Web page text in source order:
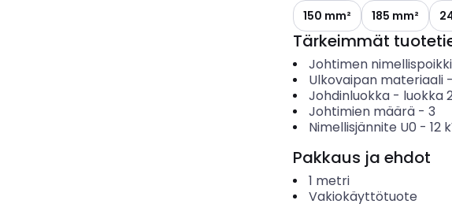
150 mm²
185 mm²
Tärkeimmät
Johtimen
Ulkovaipan materiaali-
Johdinluokka- luokka
Johtimien määrä- 3
Nimellisjännite U0 - 12
Pakkaus ja ehdot
1 metri
Vakiokäyttötuote